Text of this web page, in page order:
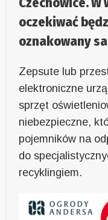
oczekiwać
oznakowany
Zepsute lub
elektroniczne
sprzęt
niebezpieczne,
pojemników na
do
recyklingiem.